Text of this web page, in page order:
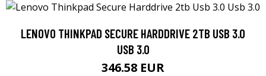
LENOVO THINKPAD SECURE HARDDRIVE 2TB USB 3.0
USB 3.0
346.58 EUR